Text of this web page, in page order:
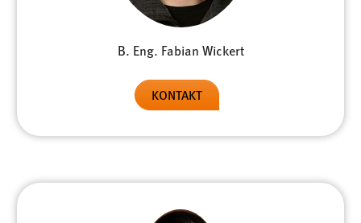
B. Eng. Fabian Wickert
KONTAKT
Conversion-Tracking
Cookie Laufzeit:
Facebook Pixel
Name: